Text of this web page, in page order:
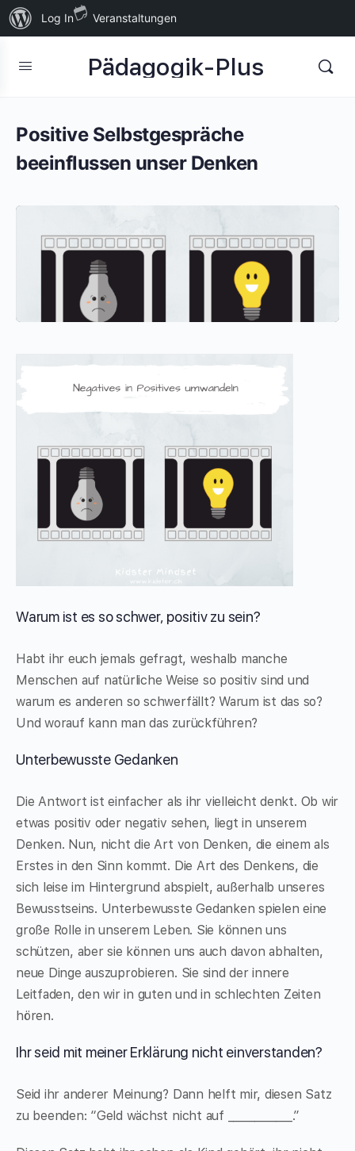
Über
WordPress
Log In Veranstaltungen
Pädagogik-Plus
Positive Selbstgespräche
beeinflussen unser Denken
Warum ist es so schwer, positiv zu sein?
Habt ihr euch jemals gefragt, weshalb manche
Menschen auf natürliche Weise so positiv sind und
warum es anderen so schwerfällt? Warum ist das so?
Und worauf kann man das zurückführen?
Unterbewusste Gedanken
Die Antwort ist einfacher als ihr vielleicht denkt. Ob wir
etwas positiv oder negativ sehen, liegt in unserem
Denken. Nun, nicht die Art von Denken, die einem als
Erstes in den Sinn kommt. Die Art des Denkens, die
sich leise im Hintergrund abspielt, außerhalb unseres
Bewusstseins. Unterbewusste Gedanken spielen eine
große Rolle in unserem Leben. Sie können uns
schützen, aber sie können uns auch davon abhalten,
neue Dinge auszuprobieren. Sie sind der innere
Leitfaden, den wir in guten und in schlechten Zeiten
hören.
Ihr seid mit meiner Erklärung nicht einverstanden?
Seid ihr anderer Meinung? Dann helft mir, diesen Satz
zu beenden: “Geld wächst nicht auf ____________.”